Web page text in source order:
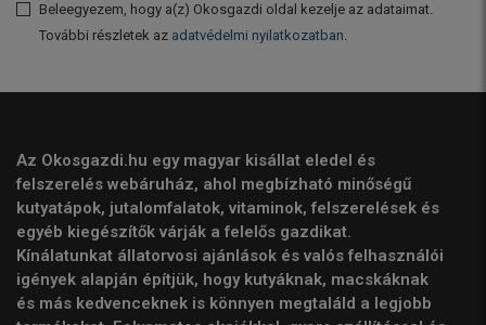
Beleegyezem, hogy a(z) Okosgazdi oldal kezelje az adataimat.
További részletek az adatvédelmi nyilatkozatban.
Az Okosgazdi.hu egy magyar kisállat eledel és
felszerelés webáruház, ahol megbízható minőségű
kutyatápok, jutalomfalatok, vitaminok, felszerelések és
egyéb kiegészítők várják a felelős gazdikat.
Kínálatunkat állatorvosi ajánlások és valós felhasználói
igények alapján építjük, hogy kutyáknak, macskáknak
és más kedvenceknek is könnyen megtaláld a legjobb